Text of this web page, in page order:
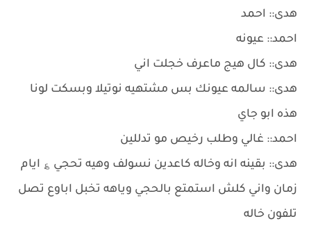
هدى:: احمد
احمد:: عيونه
هدى:: كال هيج ماعرف خجلت اني
هدى:: سالمه عيونك بس مشتهيه نوتيلا وبسكت لونا
هذه ابو جاي
احمد:: غالي وطلب رخيص مو تدللين
هدى:: بقينه انه وخاله كاعدين نسولف وهيه تحجي ؏ ايام
زمان واني كلش استمتع بالحجي وياهه تخبل اباوع تصل
تلفون خاله